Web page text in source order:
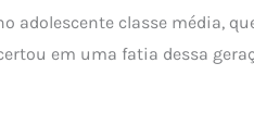
adolescente classe média,
em uma fatia dessa